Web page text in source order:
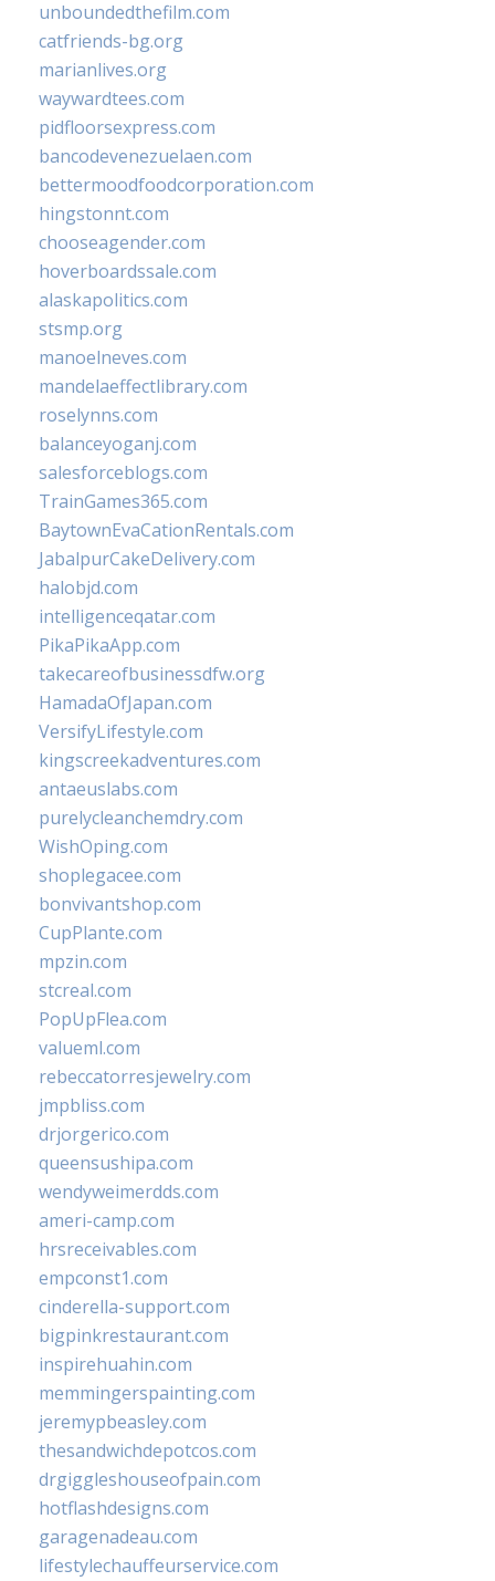
unboundedthefilm.com
catfriends-bg.org
marianlives.org
waywardtees.com
pidfloorsexpress.com
bancodevenezuelaen.com
bettermoodfoodcorporation.com
hingstonnt.com
chooseagender.com
hoverboardssale.com
alaskapolitics.com
stsmp.org
manoelneves.com
mandelaeffectlibrary.com
roselynns.com
balanceyoganj.com
salesforceblogs.com
TrainGames365.com
BaytownEvaCationRentals.com
JabalpurCakeDelivery.com
halobjd.com
intelligenceqatar.com
PikaPikaApp.com
takecareofbusinessdfw.org
HamadaOfJapan.com
VersifyLifestyle.com
kingscreekadventures.com
antaeuslabs.com
purelycleanchemdry.com
WishOping.com
shoplegacee.com
bonvivantshop.com
CupPlante.com
mpzin.com
stcreal.com
PopUpFlea.com
valueml.com
rebeccatorresjewelry.com
jmpbliss.com
drjorgerico.com
queensushipa.com
wendyweimerdds.com
ameri-camp.com
hrsreceivables.com
empconst1.com
cinderella-support.com
bigpinkrestaurant.com
inspirehuahin.com
memmingerspainting.com
jeremypbeasley.com
thesandwichdepotcos.com
drgiggleshouseofpain.com
hotflashdesigns.com
garagenadeau.com
lifestylechauffeurservice.com